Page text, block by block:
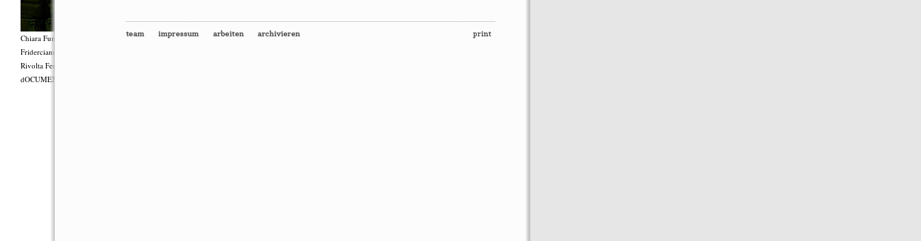
Chiara Fumai, Shut Up. Actually, Talk (The world will not explode), 2012, Gruppenperformance auf dem Dach des
Fridercianums featuring Zalumma Agra und die Stars of the East, Texte von Carla Lonzi (“Let’s Spit on Hegel,” 1970) and
Rivolta Femminile (“I Say I,” 1977), Kostüme von Antonio Piccirilli, 60 Min., Courtesy Chiara Fumai, In Auftrag gegeben von
dOCUMENTA (13) und produziert mit Unterstützung des Fiorucci Art Trust, London. Foto: Henrik Stromberg